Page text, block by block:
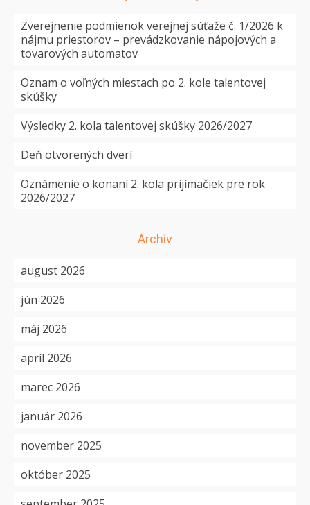
Zverejnenie podmienok verejnej súťaže č. 1/2026 k
nájmu priestorov – prevádzkovanie nápojových a
tovarových automatov
Oznam o voľných miestach po 2. kole talentovej
skúšky
Výsledky 2. kola talentovej skúšky 2026/2027
Deň otvorených dverí
Oznámenie o konaní 2. kola prijímačiek pre rok
2026/2027
Archív
august 2026
jún 2026
máj 2026
apríl 2026
marec 2026
január 2026
november 2025
október 2025